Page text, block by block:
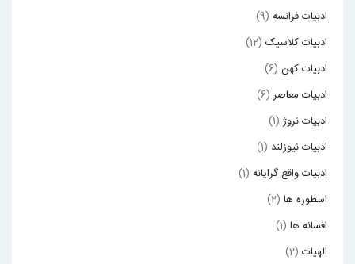
ادبیات فرانسه (9)
ادبیات کلاسیک (12)
ادبیات کهن (6)
ادبیات معاصر (6)
ادبیات نروژ (1)
ادبیات نیوزلند (1)
ادبیات واقع گرایانه (1)
اسطوره ها (2)
افسانه ها (1)
الهیات (2)